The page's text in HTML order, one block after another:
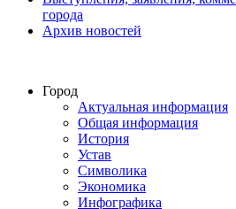
города
Архив новостей
Город
Актуальная информация
Общая информация
История
Устав
Символика
Экономика
Инфографика